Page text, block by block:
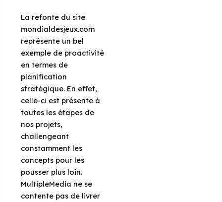
La refonte du site
mondialdesjeux.com
représente un bel
exemple de proactivité
en termes de
planification
stratégique. En effet,
celle-ci est présente à
toutes les étapes de
nos projets,
challengeant
constamment les
concepts pour les
pousser plus loin.
MultipleMedia ne se
contente pas de livrer